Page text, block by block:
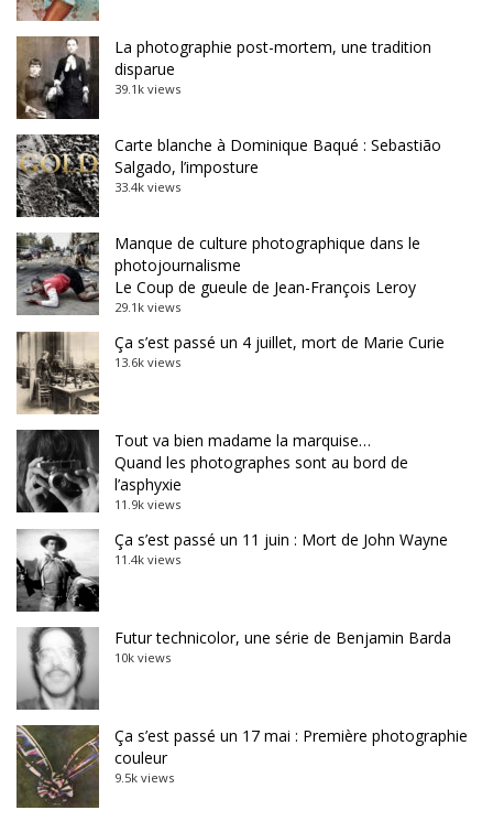
La photographie post-mortem, une tradition
disparue
39.1k views
Carte blanche à Dominique Baqué : Sebastião
Salgado, l’imposture
33.4k views
Manque de culture photographique dans le
photojournalisme
Le Coup de gueule de Jean-François Leroy
29.1k views
Ça s’est passé un 4 juillet, mort de Marie Curie
13.6k views
Tout va bien madame la marquise…
Quand les photographes sont au bord de
l’asphyxie
11.9k views
Ça s’est passé un 11 juin : Mort de John Wayne
11.4k views
Futur technicolor, une série de Benjamin Barda
10k views
Ça s’est passé un 17 mai : Première photographie
couleur
9.5k views